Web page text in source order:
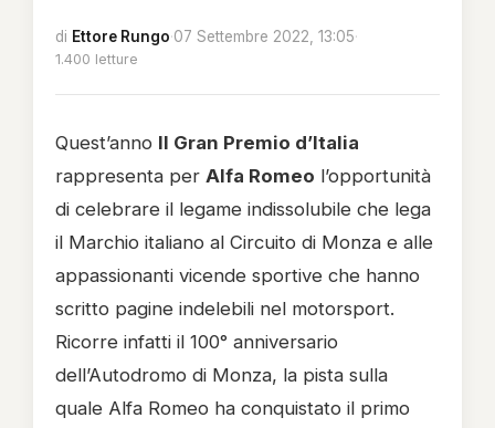
di Ettore Rungo·07 Settembre 2022, 13:05·
1.400 letture
Quest’anno Il Gran Premio d’Italia
rappresenta per Alfa Romeo l’opportunità
di celebrare il legame indissolubile che lega
il Marchio italiano al Circuito di Monza e alle
appassionanti vicende sportive che hanno
scritto pagine indelebili nel motorsport.
Ricorre infatti il 100° anniversario
dell’Autodromo di Monza, la pista sulla
quale Alfa Romeo ha conquistato il primo